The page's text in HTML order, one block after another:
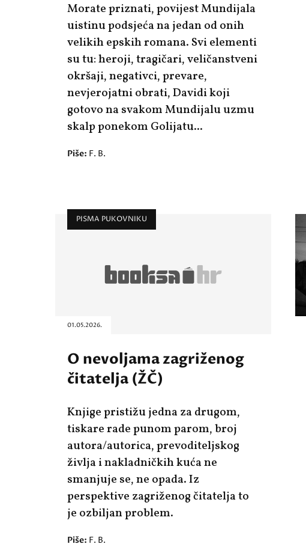
Morate priznati, povijest Mundijala
uistinu podsjeća na jedan od onih
velikih epskih romana. Svi elementi
su tu: heroji, tragičari, veličanstveni
okršaji, negativci, prevare,
nevjerojatni obrati, Davidi koji
gotovo na svakom Mundijalu uzmu
skalp ponekom Golijatu...
Piše: F. B.
PISMA PUKOVNIKU
01.05.2026.
O nevoljama zagriženog
čitatelja (ŽČ)
Knjige pristižu jedna za drugom,
tiskare rade punom parom, broj
autora/autorica, prevoditeljskog
življa i nakladničkih kuća ne
smanjuje se, ne opada. Iz
perspektive zagriženog čitatelja to
je ozbiljan problem.
Piše: F. B.